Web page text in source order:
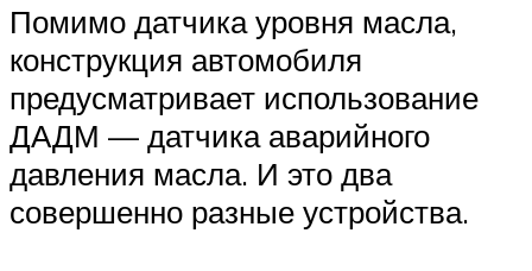
Помимо датчика уровня масла,
конструкция автомобиля
предусматривает использование
ДАДМ — датчика аварийного
давления масла. И это два
совершенно разные устройства.